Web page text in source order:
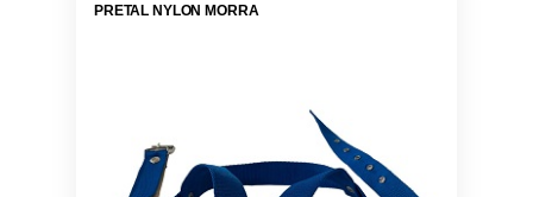
PRETAL NYLON MORRA